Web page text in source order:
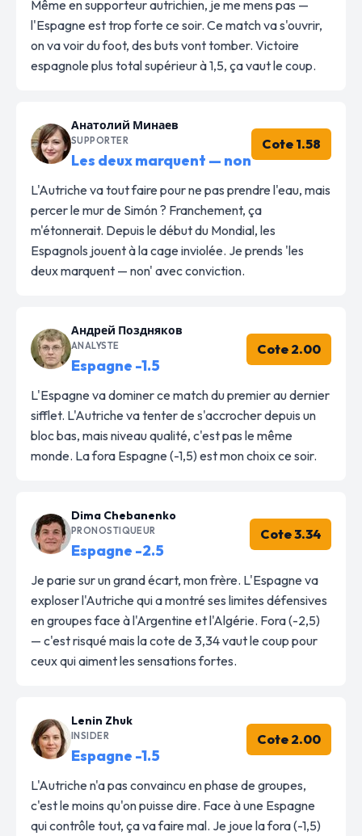
Même en supporteur autrichien, je me mens pas —
l'Espagne est trop forte ce soir. Ce match va s'ouvrir,
on va voir du foot, des buts vont tomber. Victoire
espagnole plus total supérieur à 1,5, ça vaut le coup.
Анатолий Минаев
SUPPORTER
Les deux marquent — non
Cote 1.58
L'Autriche va tout faire pour ne pas prendre l'eau, mais
percer le mur de Simón ? Franchement, ça
m'étonnerait. Depuis le début du Mondial, les
Espagnols jouent à la cage inviolée. Je prends 'les
deux marquent — non' avec conviction.
Андрей Поздняков
ANALYSTE
Espagne -1.5
Cote 2.00
L'Espagne va dominer ce match du premier au dernier
sifflet. L'Autriche va tenter de s'accrocher depuis un
bloc bas, mais niveau qualité, c'est pas le même
monde. La fora Espagne (-1,5) est mon choix ce soir.
Dima Chebanenko
PRONOSTIQUEUR
Espagne -2.5
Cote 3.34
Je parie sur un grand écart, mon frère. L'Espagne va
exploser l'Autriche qui a montré ses limites défensives
en groupes face à l'Argentine et l'Algérie. Fora (-2,5)
— c'est risqué mais la cote de 3,34 vaut le coup pour
ceux qui aiment les sensations fortes.
Lenin Zhuk
INSIDER
Espagne -1.5
Cote 2.00
L'Autriche n'a pas convaincu en phase de groupes,
c'est le moins qu'on puisse dire. Face à une Espagne
qui contrôle tout, ça va faire mal. Je joue la fora (-1,5)